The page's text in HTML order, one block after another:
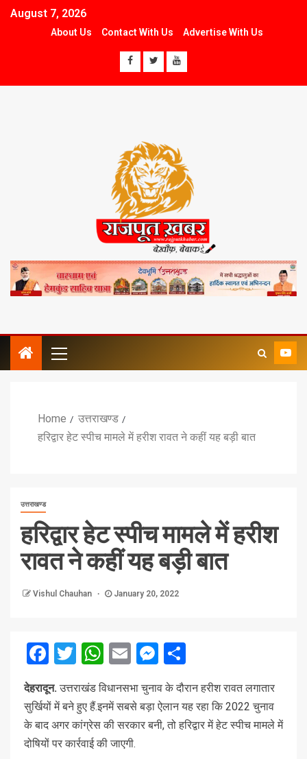
August 7, 2026
About Us Contact With Us Advertise With Us
Home
उत्तराखण्ड
हरिद्वार हेट स्पीच मामले में हरीश रावत ने कहीं यह बड़ी बात
उत्तराखण्ड
हरिद्वार हेट स्पीच मामले में हरीश
रावत ने कहीं यह बड़ी बात
Vishul Chauhan January 20, 2022
Facebook
Twitter
WhatsApp
EmailMessenger
देहरादून. उत्तराखंड विधानसभा चुनाव के दौरान हरीश रावत लगातार
सुर्खियों में बने हुए हैं.इनमें सबसे बड़ा ऐलान यह रहा कि 2022 चुनाव
के बाद अगर कांग्रेस की सरकार बनी, तो हरिद्वार में हेट स्पीच मामले में
दोषियों पर कार्रवाई की जाएगी.